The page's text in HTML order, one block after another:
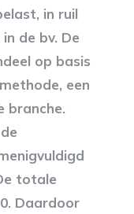
in ruil
de bv. De
op basis
een
branche.
totale
Daardoor